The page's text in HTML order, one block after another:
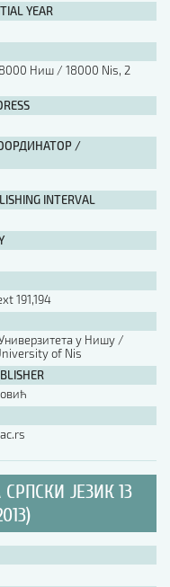
YEAR
Ниш / 18000 Nis, 2
/
INTERVAL
191,194
у Нишу /
of Nis
ЈЕЗИК 13